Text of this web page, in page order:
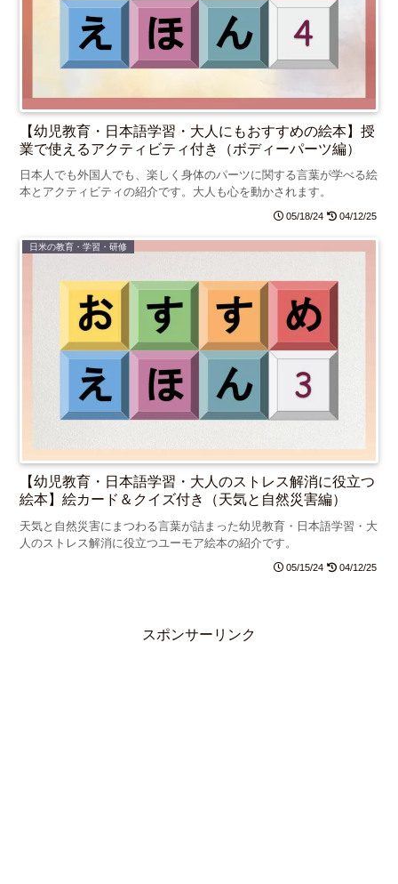
【幼児教育・日本語学習・大人にもおすすめの絵本】授
業で使えるアクティビティ付き（ボディーパーツ編）
日本人でも外国人でも、楽しく身体のパーツに関する言葉が学べる絵
本とアクティビティの紹介です。大人も心を動かされます。
05/18/24 04/12/25
日米の教育・学習・研修
【幼児教育・日本語学習・大人のストレス解消に役立つ
絵本】絵カード＆クイズ付き（天気と自然災害編）
天気と自然災害にまつわる言葉が詰まった幼児教育・日本語学習・大
人のストレス解消に役立つユーモア絵本の紹介です。
05/15/24 04/12/25
スポンサーリンク